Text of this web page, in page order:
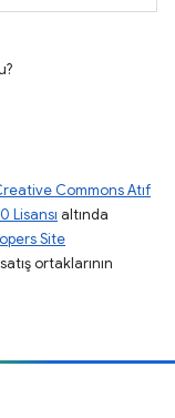
Commons Atıf
Lisansı altında
Site
ortaklarının